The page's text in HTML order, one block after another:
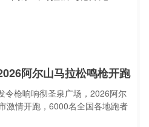
阿尔山马拉松鸣枪开跑
令枪响响彻圣泉广场，2026阿尔
激情开跑，6000名全国各地跑者